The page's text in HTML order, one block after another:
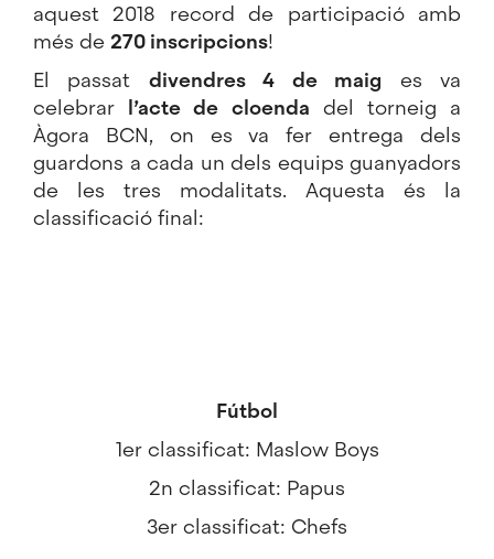
aquest 2018 record de participació amb
més de 270 inscripcions!
El passat divendres 4 de maig es va
celebrar l’acte de cloenda del torneig a
Àgora BCN, on es va fer entrega dels
guardons a cada un dels equips guanyadors
de les tres modalitats. Aquesta és la
classificació final:
Fútbol
1er classificat: Maslow Boys
2n classificat: Papus
3er classificat: Chefs